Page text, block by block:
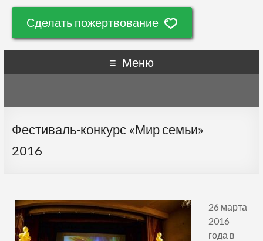
Сделать пожертвование
Меню
Фестиваль-конкурс «Мир семьи»
2016
26 марта
2016
года в